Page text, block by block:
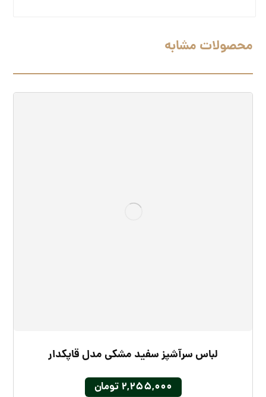
محصولات مشابه
لباس سرآشپز سفید مشکی مدل قاپکدار
۲,۲۵۵,۰۰۰ تومان